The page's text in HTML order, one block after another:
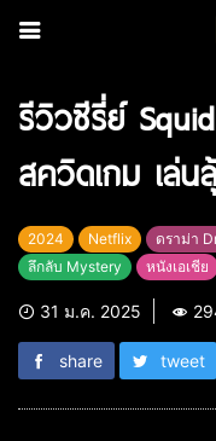
รีวิวซีรี่ย์
สควิดเกม เล่
2024 Netflix ดราม่า
ลึกลับ Mystery
หนังเอเชีย
31 ม.ค. 2025
share tweet